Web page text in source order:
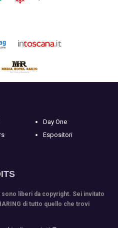
Day One
Espositori
liberi da copyright. Sei invitato
di tutto quello che trovi